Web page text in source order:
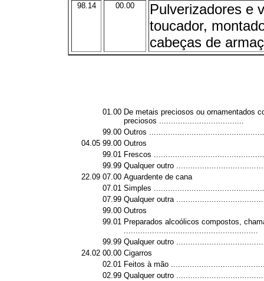
98.14 00.00
Pulverizadores e
toucador,
cabeças de
01.00 De metais preciosos ou ornamentados
preciosos ....................................
99.00 Outros
04.05 99.00 Outros
99.01 Frescos
99.99 Qualquer outro
22.09 07.00 Aguardente de cana
07.01 Simples
07.99 Qualquer outra
99.00 Outros
99.01 Preparados alcoólicos compostos,
99.99 Qualquer outro
24.02 00.00 Cigarros
02.01 Feitos à mão
02.99 Qualquer outro